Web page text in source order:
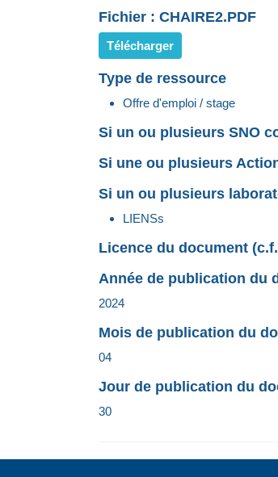
Fichier : CHAIRE2.PDF
Télécharger
Type de ressource
Offre d'emploi / stage
Si un ou plusieurs SNO
Si une ou plusieurs
Si un ou plusieurs
LIENSs
Licence du document
Année de publication du
2024
Mois de publication du
04
Jour de publication du
30